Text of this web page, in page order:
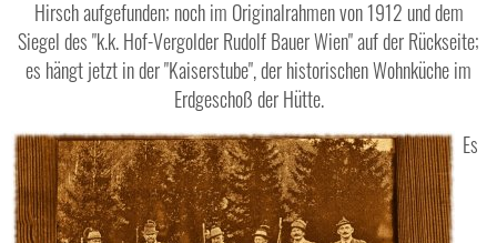
Hirsch aufgefunden; noch im Originalrahmen von 1912 und dem
Siegel des "k.k. Hof-Vergolder Rudolf Bauer Wien" auf der Rückseite;
es hängt jetzt in der "Kaiserstube", der historischen Wohnküche im
Erdgeschoß der Hütte.
Es